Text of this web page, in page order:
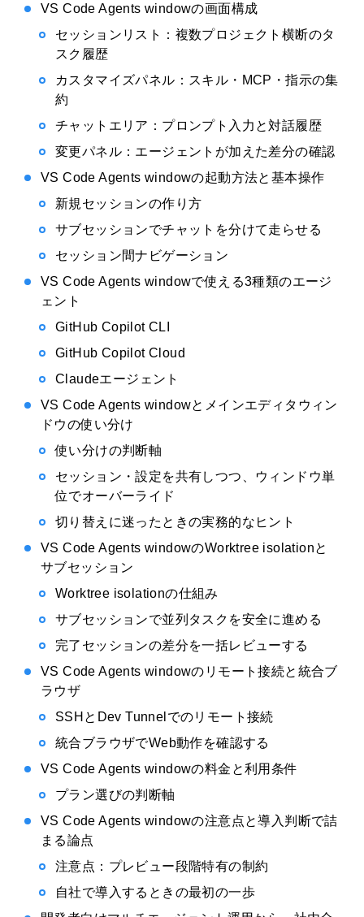
VS Code Agents windowの画面構成
セッションリスト：複数プロジェクト横断のタ
スク履歴
カスタマイズパネル：スキル・MCP・指示の集
約
チャットエリア：プロンプト入力と対話履歴
変更パネル：エージェントが加えた差分の確認
VS Code Agents windowの起動方法と基本操作
新規セッションの作り方
サブセッションでチャットを分けて走らせる
セッション間ナビゲーション
VS Code Agents windowで使える3種類のエージ
ェント
GitHub Copilot CLI
GitHub Copilot Cloud
Claudeエージェント
VS Code Agents windowとメインエディタウィン
ドウの使い分け
使い分けの判断軸
セッション・設定を共有しつつ、ウィンドウ単
位でオーバーライド
切り替えに迷ったときの実務的なヒント
VS Code Agents windowのWorktree isolationと
サブセッション
Worktree isolationの仕組み
サブセッションで並列タスクを安全に進める
完了セッションの差分を一括レビューする
VS Code Agents windowのリモート接続と統合ブ
ラウザ
SSHとDev Tunnelでのリモート接続
統合ブラウザでWeb動作を確認する
VS Code Agents windowの料金と利用条件
プラン選びの判断軸
VS Code Agents windowの注意点と導入判断で詰
まる論点
注意点：プレビュー段階特有の制約
自社で導入するときの最初の一歩